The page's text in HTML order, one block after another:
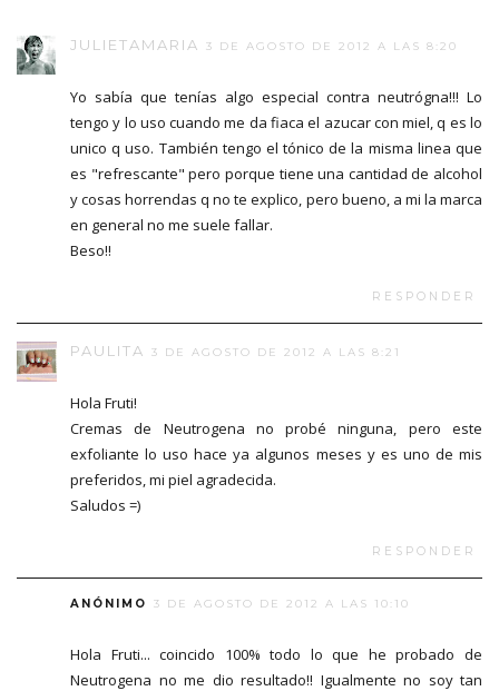
JULIETAMARIA 3 DE AGOSTO DE 2012 A LAS 8:20
Yo sabía que tenías algo especial contra neutrógna!!! Lo
tengo y lo uso cuando me da fiaca el azucar con miel, q es lo
unico q uso. También tengo el tónico de la misma linea que
es "refrescante" pero porque tiene una cantidad de alcohol
y cosas horrendas q no te explico, pero bueno, a mi la marca
en general no me suele fallar.
Beso!!
RESPONDER
PAULITA 3 DE AGOSTO DE 2012 A LAS 8:21
Hola Fruti!
Cremas de Neutrogena no probé ninguna, pero este
exfoliante lo uso hace ya algunos meses y es uno de mis
preferidos, mi piel agradecida.
Saludos =)
RESPONDER
ANÓNIMO 3 DE AGOSTO DE 2012 A LAS 10:10
Hola Fruti... coincido 100% todo lo que he probado de
Neutrogena no me dio resultado!! Igualmente no soy tan